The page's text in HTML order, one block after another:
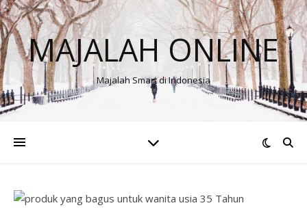
MAJALAH ONLINE
Majalah Smart di Indonesia